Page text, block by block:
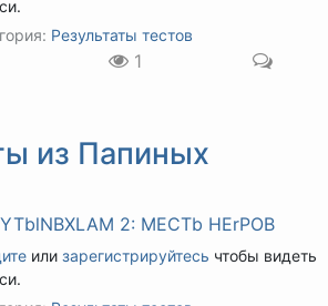
Результаты тестов
1
из Папиных
2: MECTb HErPOB
или зарегистрируйтесь чтобы видеть